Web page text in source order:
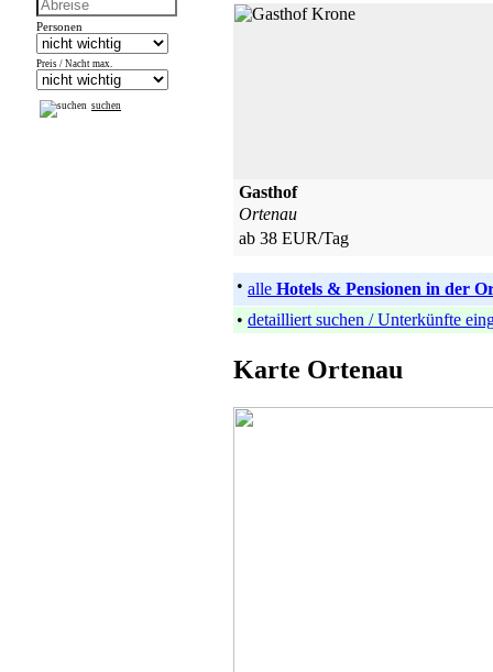
Personen
Preis / Nacht max.
suchen
Gasthof
Ortenau
ab 38 EUR/Tag
• alle Hotels & Pensionen in der
• detailliert suchen / Unterkünfte
Karte Ortenau